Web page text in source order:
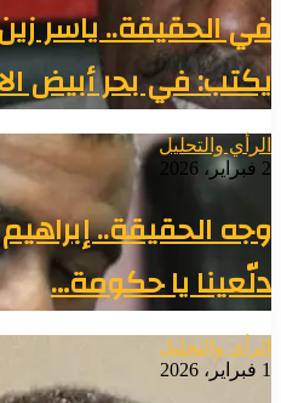
في الحقيقة.. ياسر
يكتب: في بحر أبيض
الرأي والتحليل
2 فبراير، 2026
وجه الحقيقة..
دلّعينا يا حكومة…
الرأي والتحليل
1 فبراير، 2026